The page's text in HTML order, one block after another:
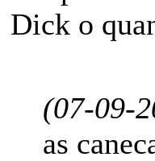
Dick o
(07-09-
as